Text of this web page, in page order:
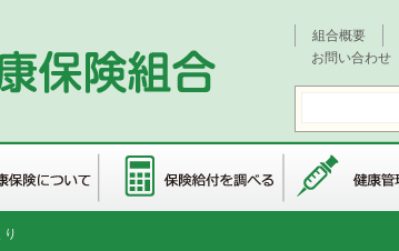
組合概要
お問い合わせ